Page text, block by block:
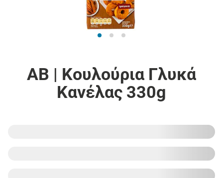
ΑΒ | Κουλούρια Γλυκά
Κανέλας 330g